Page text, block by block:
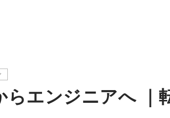
らエンジニアへ ｜